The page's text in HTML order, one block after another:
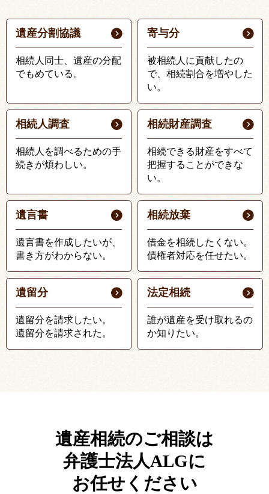
遺産分割協議
相続人同士、遺産の分配
でもめている。
寄与分
被相続人に貢献したの
で、相続割合を増やした
い。
相続人調査
相続人を調べるための手
続きが煩わしい。
相続財産調査
相続できる財産をすべて
把握することができな
い。
遺言書
遺言書を作成したいが、
書き方がわからない。
相続放棄
借金を相続したくない。
債権者対応を任せたい。
遺留分
遺留分を請求したい。
遺留分を請求された。
法定相続
誰が遺産を受け取れるの
か知りたい。
遺産相続のご相談は
弁護士法人ALGに
お任せください